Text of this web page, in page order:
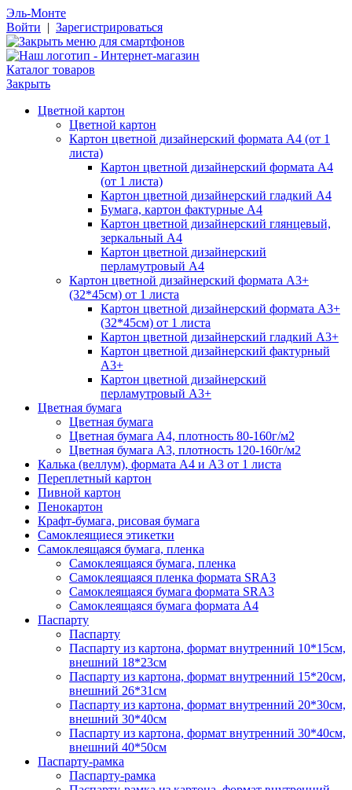
Эль-Монте
Войти | Зарегистрироваться
Каталог товаров
Закрыть
Цветной картон
Цветной картон
Картон цветной дизайнерский формата А4 (от 1
листа)
Картон цветной дизайнерский формата А4
(от 1 листа)
Картон цветной дизайнерский гладкий А4
Бумага, картон фактурные А4
Картон цветной дизайнерский глянцевый,
зеркальный А4
Картон цветной дизайнерский
перламутровый А4
Картон цветной дизайнерский формата А3+
(32*45см) от 1 листа
Картон цветной дизайнерский формата А3+
(32*45см) от 1 листа
Картон цветной дизайнерский гладкий А3+
Картон цветной дизайнерский фактурный
А3+
Картон цветной дизайнерский
перламутровый А3+
Цветная бумага
Цветная бумага
Цветная бумага А4, плотность 80-160г/м2
Цветная бумага А3, плотность 120-160г/м2
Калька (веллум), формата А4 и А3 от 1 листа
Переплетный картон
Пивной картон
Пенокартон
Крафт-бумага, рисовая бумага
Самоклеящиеся этикетки
Самоклеящаяся бумага, пленка
Самоклеящаяся бумага, пленка
Самоклеящаяся пленка формата SRА3
Самоклеящаяся бумага формата SRА3
Самоклеящаяся бумага формата А4
Паспарту
Паспарту
Паспарту из картона, формат внутренний 10*15см,
внешний 18*23см
Паспарту из картона, формат внутренний 15*20см,
внешний 26*31см
Паспарту из картона, формат внутренний 20*30см,
внешний 30*40см
Паспарту из картона, формат внутренний 30*40см,
внешний 40*50см
Паспарту-рамка
Паспарту-рамка